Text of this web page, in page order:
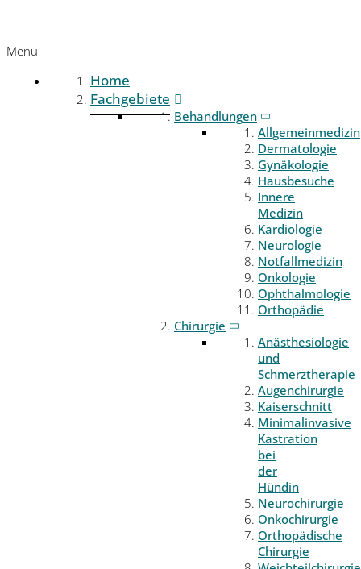
Menu
Home
Fachgebiete
Behandlungen
Allgemeinmedizin
Dermatologie
Gynäkologie
Hausbesuche
Innere
Medizin
Kardiologie
Neurologie
Notfallmedizin
Onkologie
Ophthalmologie
Orthopädie
Chirurgie
Anästhesiologie
und
Schmerztherapie
Augenchirurgie
Kaiserschnitt
Minimalinvasive
Kastration
bei
der
Hündin
Neurochirurgie
Onkochirurgie
Orthopädische
Chirurgie